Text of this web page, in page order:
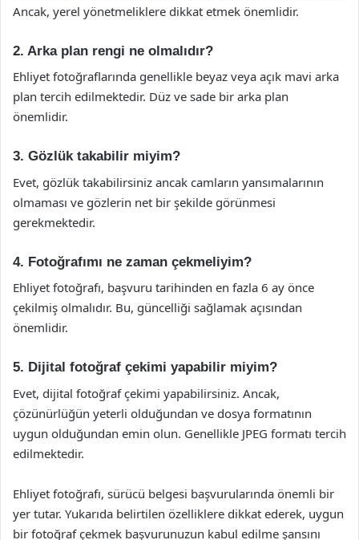
Ancak, yerel yönetmeliklere dikkat etmek önemlidir.
2. Arka plan rengi ne olmalıdır?
Ehliyet fotoğraflarında genellikle beyaz veya açık mavi arka
plan tercih edilmektedir. Düz ve sade bir arka plan
önemlidir.
3. Gözlük takabilir miyim?
Evet, gözlük takabilirsiniz ancak camların yansımalarının
olmaması ve gözlerin net bir şekilde görünmesi
gerekmektedir.
4. Fotoğrafımı ne zaman çekmeliyim?
Ehliyet fotoğrafı, başvuru tarihinden en fazla 6 ay önce
çekilmiş olmalıdır. Bu, güncelliği sağlamak açısından
önemlidir.
5. Dijital fotoğraf çekimi yapabilir miyim?
Evet, dijital fotoğraf çekimi yapabilirsiniz. Ancak,
çözünürlüğün yeterli olduğundan ve dosya formatının
uygun olduğundan emin olun. Genellikle JPEG formatı tercih
edilmektedir.
Ehliyet fotoğrafı, sürücü belgesi başvurularında önemli bir
yer tutar. Yukarıda belirtilen özelliklere dikkat ederek, uygun
bir fotoğraf çekmek başvurunuzun kabul edilme şansını